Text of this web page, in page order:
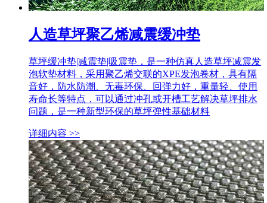
人造草坪聚乙烯减震缓冲垫
草坪缓冲垫|减震垫|吸震垫，是一种仿真人造草坪减震发
泡软垫材料，采用聚乙烯交联的XPE发泡卷材，具有隔
音好，防水防潮、无毒环保、回弹力好，重量轻、使用
寿命长等特点，可以通过冲孔或开槽工艺解决草坪排水
问题，是一种新型环保的草坪弹性基础材料
详细内容 >>